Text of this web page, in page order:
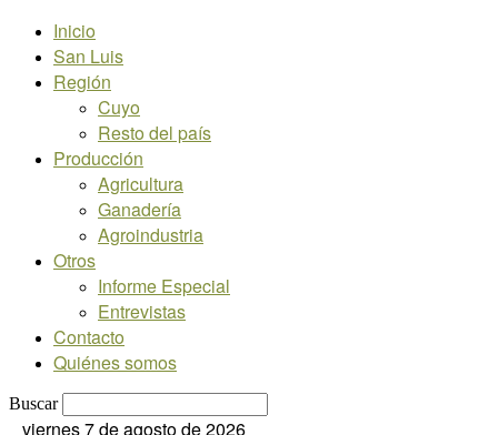
Inicio
San Luis
Región
Cuyo
Resto del país
Producción
Agricultura
Ganadería
Agroindustria
Otros
Informe Especial
Entrevistas
Contacto
Quiénes somos
Buscar
viernes 7 de agosto de 2026